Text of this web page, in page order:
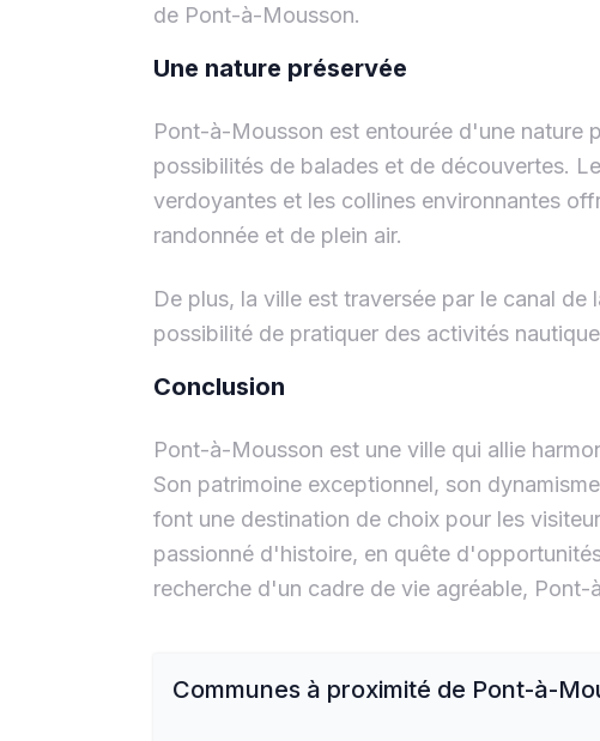
de Pont-à-Mousson.
Une nature préservée
Pont-à-Mousson est entourée d'une nature
possibilités de balades et de découvertes.
verdoyantes et les collines environnantes
randonnée et de plein air.
De plus, la ville est traversée par le canal de
possibilité de pratiquer des activités
Conclusion
Pont-à-Mousson est une ville qui allie
Son patrimoine exceptionnel, son
font une destination de choix pour les
passionné d'histoire, en quête
recherche d'un cadre de vie agréable, Pont-
Communes à proximité de Pont-à-